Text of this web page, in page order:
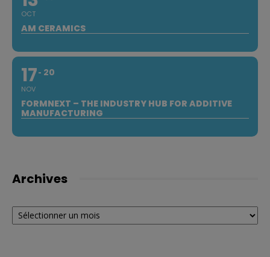
OCT
AM CERAMICS
17
NOV
20
FORMNEXT – THE INDUSTRY HUB FOR ADDITIVE
MANUFACTURING
Archives
Archives